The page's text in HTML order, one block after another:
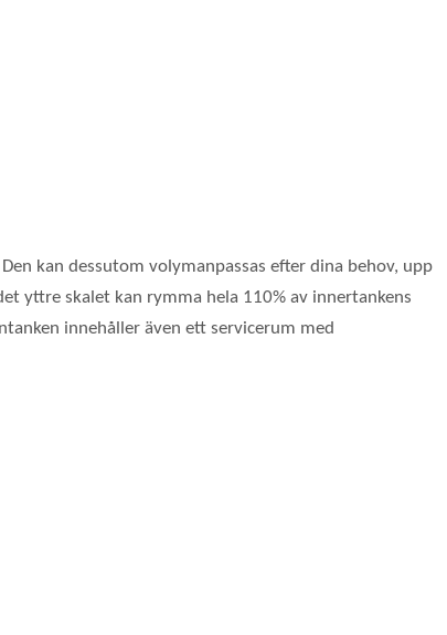
kan dessutom volymanpassas efter dina behov, upp
yttre skalet kan rymma hela 110% av innertankens
innehåller även ett servicerum med